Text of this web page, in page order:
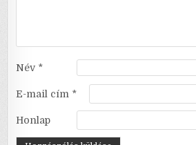
Név *
E-mail cím *
Honlap